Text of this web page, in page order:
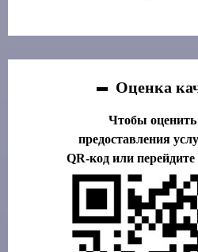
Оценка
Чтобы оценить
предоставления
QR-код или